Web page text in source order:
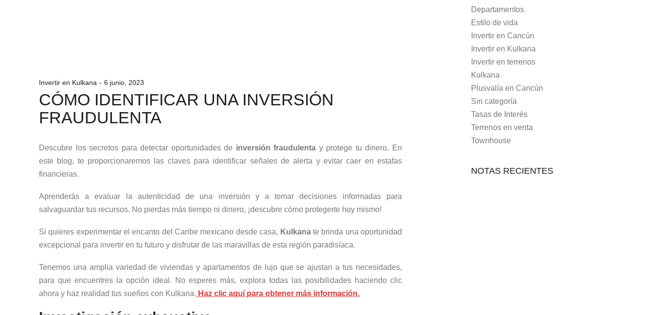
Invertir en Kulkana 6 junio, 2023
CÓMO IDENTIFICAR UNA INVERSIÓN
FRAUDULENTA
Descubre los secretos para detectar oportunidades de inversión fraudulenta y protege tu dinero. En
este blog, te proporcionaremos las claves para identificar señales de alerta y evitar caer en estafas
financieras.
Aprenderás a evaluar la autenticidad de una inversión y a tomar decisiones informadas para
salvaguardar tus recursos. No pierdas más tiempo ni dinero, ¡descubre cómo protegerte hoy mismo!
Si quieres experimentar el encanto del Caribe mexicano desde casa, Kulkanate brinda una oportunidad
excepcional para invertir en tu futuro y disfrutar de las maravillas de esta región paradisíaca.
Tenemos una amplia variedad de viviendas y apartamentos de lujo que se ajustan a tus necesidades,
para que encuentres la opción ideal. No esperes más, explora todas las posibilidades haciendo clic
ahora y haz realidad tus sueños con Kulkana. Haz clic aquí para obtener más información.
Departamentos
Estilo de vida
Invertir en Cancún
Invertir en Kulkana
Invertir en terrenos
Kulkana
Plusvalía en Cancún
Sin categoría
Tasas de Interés
Terrenos en venta
Townhouse
NOTAS RECIENTES